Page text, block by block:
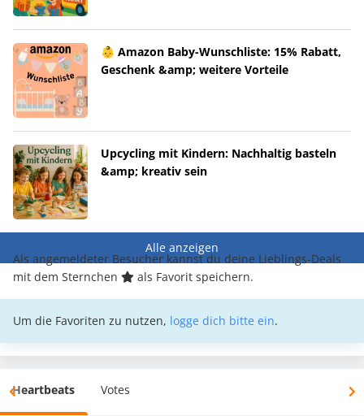
👶 Amazon Baby-Wunschliste: 15% Rabatt,
Geschenk &amp; weitere Vorteile
Upcycling mit Kindern: Nachhaltig basteln
&amp; kreativ sein
Alle anzeigen
Als angemeldeter Besucher kannst du deine Lieblings-Deals
mit dem Sternchen
als Favorit speichern.
Um die Favoriten zu nutzen, logge dich bitte ein.
Heartbeats Votes